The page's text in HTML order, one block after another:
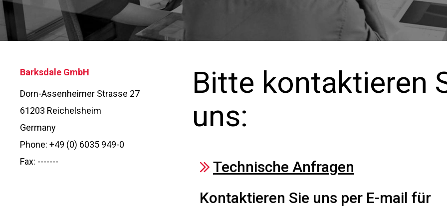
Druckregler
Barksdale GmbH
Dorn-Assenheimer Strasse 27
61203 Reichelsheim
Germany
Phone: +49 (0) 6035 949-0
Fax: -------
Bitte kontaktieren
uns:
Technische Anfragen
Kontaktieren Sie uns per E-mail für